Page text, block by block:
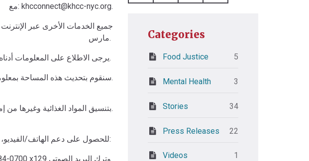
مع: khcconnect@khcc-nyc.org.
مارس.
يرجى الاطلاع على المعلومات أدناه لمزيد من التفاصيل.
سنقوم بتحديث هذه المساحة بمعلومات إضافية عندما تصبح متوفرة.
تقوم شركة KHCConnect بتنسيق المواد الغذائية وغيرها من إمدادات الطوارئ.
للحصول على دعم الهاتف/الفيديو، يرجى الاتصال:
Categories
Food Justice 5
Mental Health 3
Stories 34
Press Releases 22
Videos 1